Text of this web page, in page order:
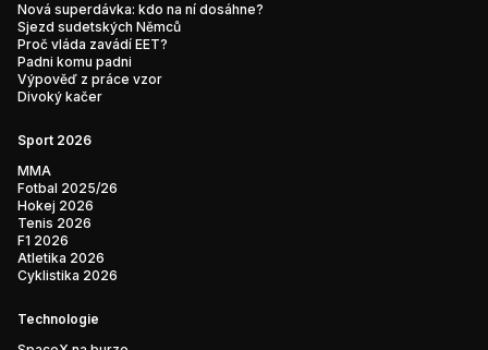
Nová superdávka: kdo na ní dosáhne?
Sjezd sudetských Němců
Proč vláda zavádí EET?
Padni komu padni
Výpověď z práce vzor
Divoký kačer
Sport 2026
MMA
Fotbal 2025/26
Hokej 2026
Tenis 2026
F1 2026
Atletika 2026
Cyklistika 2026
Technologie